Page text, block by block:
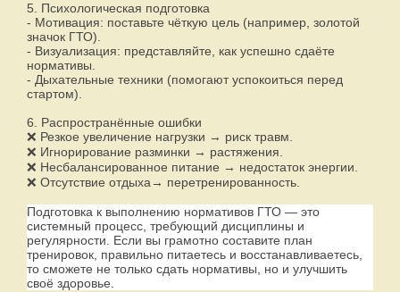
5. Психологическая подготовка
- Мотивация: поставьте чёткую цель (например, золотой
значок ГТО).
- Визуализация: представляйте, как успешно сдаёте
нормативы.
- Дыхательные техники (помогают успокоиться перед
стартом).
6. Распространённые ошибки
❌ Резкое увеличение нагрузки → риск травм.
❌ Игнорирование разминки → растяжения.
❌ Несбалансированное питание → недостаток энергии.
❌ Отсутствие отдыха→ перетренированность.
Подготовка к выполнению нормативов ГТО — это
системный процесс, требующий дисциплины и
регулярности. Если вы грамотно составите план
тренировок, правильно питаетесь и восстанавливаетесь,
то сможете не только сдать нормативы, но и улучшить
своё здоровье.